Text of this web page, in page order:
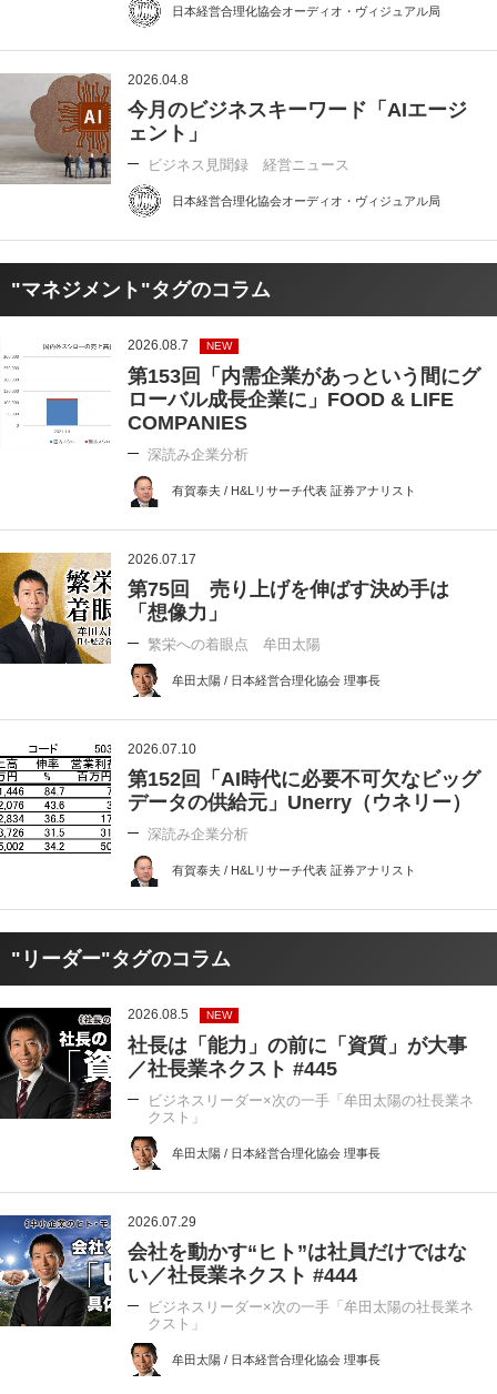
日本経営合理化協会オーディオ・ヴィジュアル局
2026.04.8
今月のビジネスキーワード「AIエージ
ェント」
ビジネス見聞録 経営ニュース
日本経営合理化協会オーディオ・ヴィジュアル局
"マネジメント"タグのコラム
2026.08.7 NEW
第153回「内需企業があっという間にグ
ローバル成長企業に」FOOD & LIFE
COMPANIES
深読み企業分析
有賀泰夫 / H&Lリサーチ代表 証券アナリスト
2026.07.17
第75回 売り上げを伸ばす決め手は
「想像力」
繁栄への着眼点 牟田太陽
牟田太陽 / 日本経営合理化協会 理事長
2026.07.10
第152回「AI時代に必要不可欠なビッグ
データの供給元」Unerry（ウネリー）
深読み企業分析
有賀泰夫 / H&Lリサーチ代表 証券アナリスト
"リーダー"タグのコラム
2026.08.5 NEW
社長は「能力」の前に「資質」が大事
／社長業ネクスト #445
ビジネスリーダー×次の一手「牟田太陽の社長業ネ
クスト」
牟田太陽 / 日本経営合理化協会 理事長
2026.07.29
会社を動かす“ヒト”は社員だけではな
い／社長業ネクスト #444
ビジネスリーダー×次の一手「牟田太陽の社長業ネ
クスト」
牟田太陽 / 日本経営合理化協会 理事長